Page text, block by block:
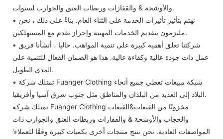
والأوشحة & والقفازات وربطات العنق والجوارب لسنوات.
• نهتم بتأثير تأثيرات الخدمة على الثناء العام. بناءً على ذلك ، نحن
ملتزمون بتقديم الخدمات المهنية وإحراز تقدم مع المستهلكين.
• شركتنا تعلق أهمية كبيرة على تنمية المواهب. حاليا ، أنشأنا فريق
عمل ذات جودة عالية وكفاءة عالية. هذا هو الضمان الفعال للتنمية على
المدى الطويل.
• تمتلك شركة Fuanger Clothing شبكة مبيعات تغطي جميع أنحاء
البلاد إلى العديد من البلدان والمناطق مثل جنوب شرق آسيا وأفريقيا.
تمتلك شركة Fuanger Clothing مخزونًا من القبعات&القبعات
والحجاب والأوشحة & والقفازات وربطات العنق والجوارب ذات
المواصفات العادية. نحن ننتج منتجات أخرى بكميات كبيرة وفقًا للعملاء'